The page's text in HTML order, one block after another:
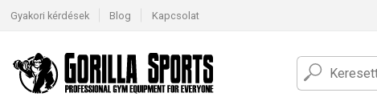
Gyakori kérdések Blog Kapcsolat